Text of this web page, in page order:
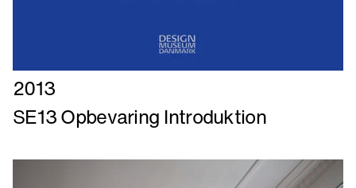
Læs
mere
om
Opbevaring
2013
SE13 Opbevaring Introduktion